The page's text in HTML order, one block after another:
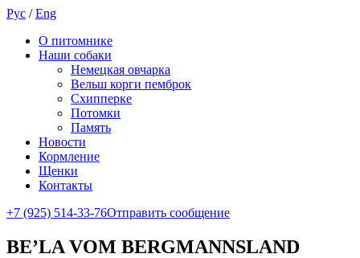
Рус /Eng
О питомнике
Наши собаки
Немецкая овчарка
Вельш корги пемброк
Схипперке
Потомки
Память
Новости
Кормление
Щенки
Контакты
+7 (925) 514-33-76Отправить сообщение
BE’LA VOM BERGMANNSLAND